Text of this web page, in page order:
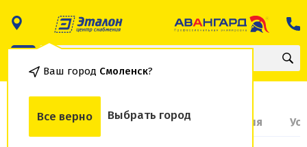
Ваш город Смоленск?
Все верно Выбрать город
О товаре Доставка и оплата Гарантия